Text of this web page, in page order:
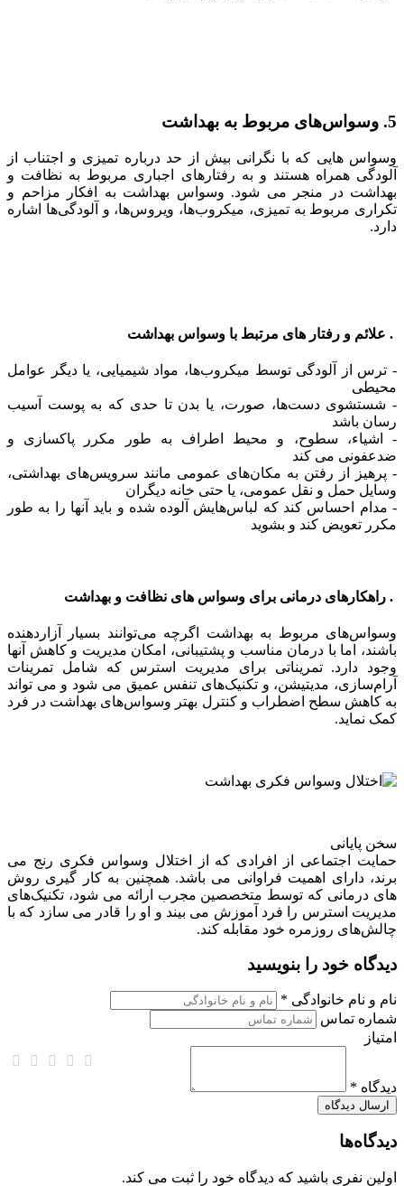
5. وسواس‌های مربوط به بهداشت
وسواس هایی که با نگرانی بیش از حد درباره تمیزی و اجتناب از
آلودگی همراه هستند و به رفتارهای اجباری مربوط به نظافت و
بهداشت در منجر می شود. وسواس بهداشت به افکار مزاحم و
تکراری مربوط به تمیزی، میکروب‌ها، ویروس‌ها، و آلودگی‌ها اشاره
دارد.
. علائم و رفتار های مرتبط با وسواس بهداشت
- ترس از آلودگی توسط میکروب‌ها، مواد شیمیایی، یا دیگر عوامل
محیطی
- شستشوی دست‌ها، صورت، یا بدن تا حدی که به پوست آسیب
رسان باشد
- اشیاء، سطوح، و محیط اطراف به طور مکرر پاکسازی و
ضدعفونی می کند
- پرهیز از رفتن به مکان‌های عمومی مانند سرویس‌های بهداشتی،
وسایل حمل و نقل عمومی، یا حتی خانه‌ دیگران
- مدام احساس کند که لباس‌هایش آلوده شده و باید آنها را به طور
مکرر تعویض کند و بشوید
. راهکارهای درمانی برای وسواس های نظافت و بهداشت
وسواس‌های مربوط به بهداشت اگرچه می‌توانند بسیار آزاردهنده
باشند، اما با درمان مناسب و پشتیبانی، امکان مدیریت و کاهش آنها
وجود دارد. تمریناتی برای مدیریت استرس که شامل تمرینات
آرام‌سازی، مدیتیشن، و تکنیک‌های تنفس عمیق می شود و می تواند
به کاهش سطح اضطراب و کنترل بهتر وسواس‌های بهداشت در فرد
کمک نماید.
سخن پایانی
حمایت اجتماعی از افرادی که از اختلال وسواس فکری رنج می
برند، دارای اهمیت فراوانی می باشد. همچنین به کار گیری روش
های درمانی که توسط متخصصین مجرب ارائه می شود، تکنیک‌های
مدیریت استرس را فرد آموزش می بیند و او را قادر می سازد که با
چالش‌های روزمره خود مقابله کند.
دیدگاه خود را بنویسید
نام و نام خانوادگی *
شماره تماس
امتیاز
دیدگاه *
دیدگاه‌ها
اولین نفری باشید که دیدگاه خود را ثبت می کند.